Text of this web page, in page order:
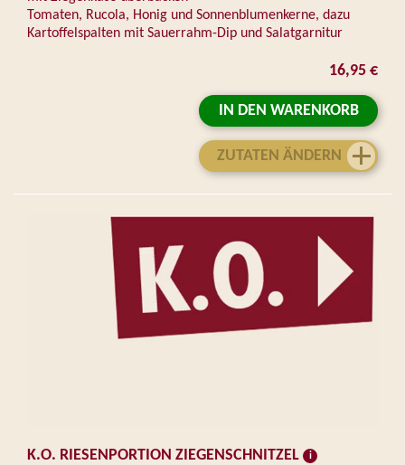
Tomaten, Rucola, Honig und Sonnenblumenkerne, dazu
Kartoffelspalten mit Sauerrahm-Dip und Salatgarnitur
16,95 €
IN DEN WARENKORB
ZUTATEN ÄNDERN
K.O. RIESENPORTION ZIEGENSCHNITZEL